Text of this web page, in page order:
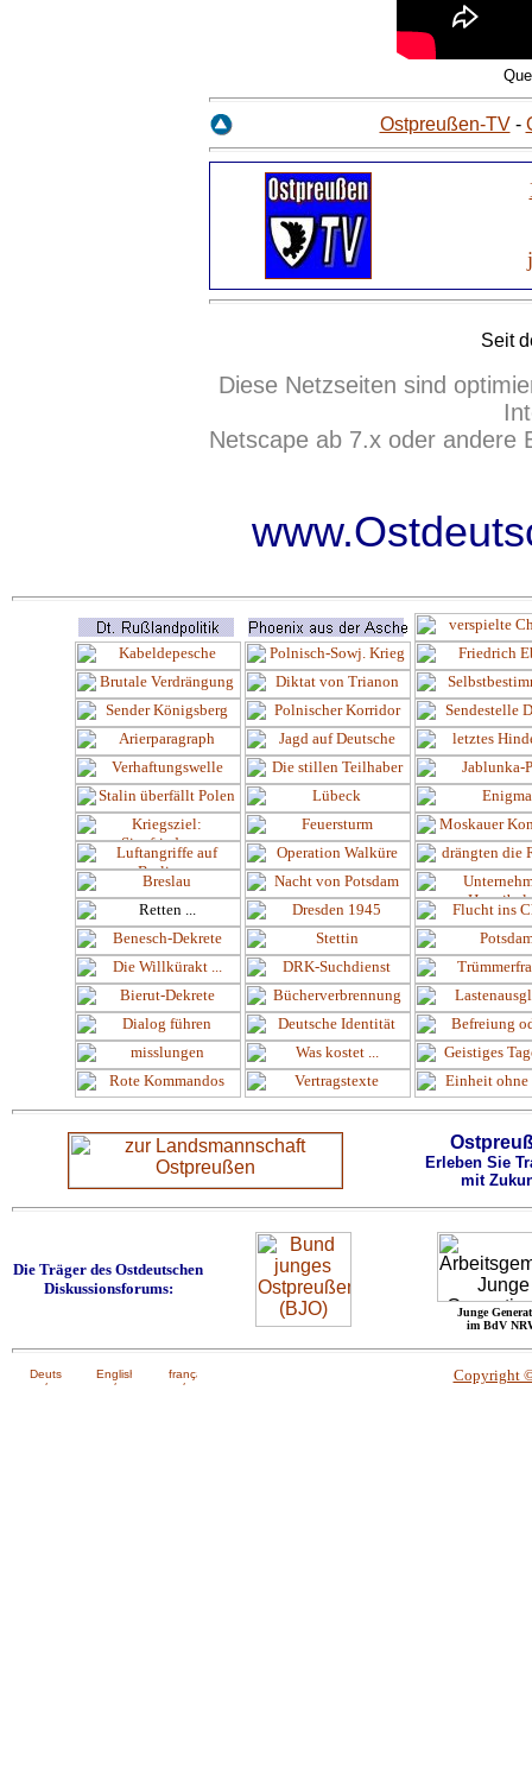
Ostpreußen-TV-
Seit
Diese Netzseiten sind
Netscape ab 7.x oder andere
Erleben Sie
mit
Die Träger des Ostdeutschen
Diskussionsforums:
Junge
im BdV
Copyright